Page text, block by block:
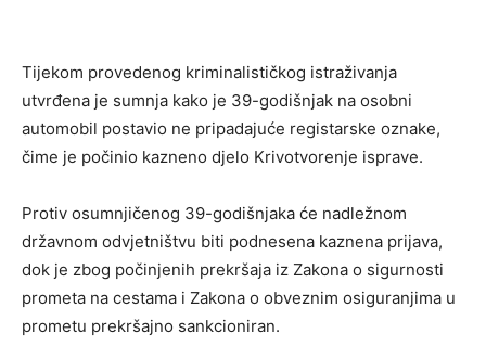
Tijekom provedenog kriminalističkog istraživanja
utvrđena je sumnja kako je 39-godišnjak na osobni
automobil postavio ne pripadajuće registarske oznake,
čime je počinio kazneno djelo Krivotvorenje isprave.
Protiv osumnjičenog 39-godišnjaka će nadležnom
državnom odvjetništvu biti podnesena kaznena prijava,
dok je zbog počinjenih prekršaja iz Zakona o sigurnosti
prometa na cestama i Zakona o obveznim osiguranjima u
prometu prekršajno sankcioniran.